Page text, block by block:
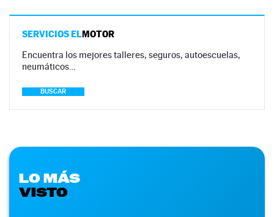
SERVICIOS ELMOTOR
Encuentra los mejores talleres, seguros, autoescuelas,
neumáticos…
BUSCAR
LO MÁS
VISTO